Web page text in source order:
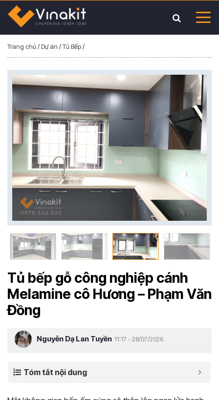
Trang chủ/Dự án /Tủ Bếp/
Tủ bếp gỗ công nghiệp cánh
Melamine cô Hương – Phạm Văn
Đồng
Nguyễn Dạ Lan Tuyền 11:17 - 28/07/2026
Tóm tắt nội dung